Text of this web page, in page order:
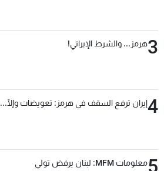
3هرمز... والشرط الإيراني!
4إيران ترفع السقف في هرمز: تعويضات وإلّا...
5 معلومات MFM: لبنان يرفض تولي